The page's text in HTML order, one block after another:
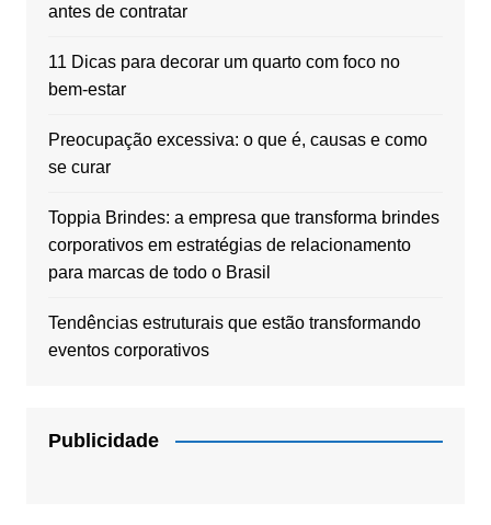
antes de contratar
11 Dicas para decorar um quarto com foco no
bem-estar
Preocupação excessiva: o que é, causas e como
se curar
Toppia Brindes: a empresa que transforma brindes
corporativos em estratégias de relacionamento
para marcas de todo o Brasil
Tendências estruturais que estão transformando
eventos corporativos
Publicidade